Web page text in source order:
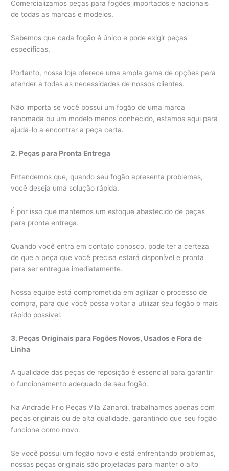
Comercializamos peças para fogões importados e nacionais
de todas as marcas e modelos.
Sabemos que cada fogão é único e pode exigir peças
específicas.
Portanto, nossa loja oferece uma ampla gama de opções para
atender a todas as necessidades de nossos clientes.
Não importa se você possui um fogão de uma marca
renomada ou um modelo menos conhecido, estamos aqui para
ajudá-lo a encontrar a peça certa.
2. Peças para Pronta Entrega
Entendemos que, quando seu fogão apresenta problemas,
você deseja uma solução rápida.
É por isso que mantemos um estoque abastecido de peças
para pronta entrega.
Quando você entra em contato conosco, pode ter a certeza
de que a peça que você precisa estará disponível e pronta
para ser entregue imediatamente.
Nossa equipe está comprometida em agilizar o processo de
compra, para que você possa voltar a utilizar seu fogão o mais
rápido possível.
3. Peças Originais para Fogões Novos, Usados e Fora de
Linha
A qualidade das peças de reposição é essencial para garantir
o funcionamento adequado de seu fogão.
Na Andrade Frio Peças Vila Zanardi, trabalhamos apenas com
peças originais ou de alta qualidade, garantindo que seu fogão
funcione como novo.
Se você possui um fogão novo e está enfrentando problemas,
nossas peças originais são projetadas para manter o alto